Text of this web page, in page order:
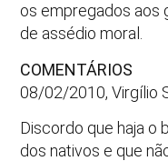
os empregados aos
de assédio moral.
COMENTÁRIOS
08/02/2010, Virgílio
Discordo que haja o
dos nativos e que